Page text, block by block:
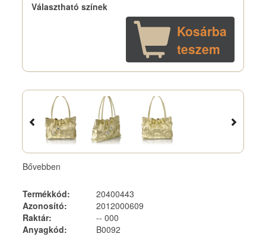
Választható színek
Kosárba
teszem
Bővebben
Termékkód:
20400443
Azonosító:
2012000609
Raktár:
-- 000
Anyagkód:
B0092